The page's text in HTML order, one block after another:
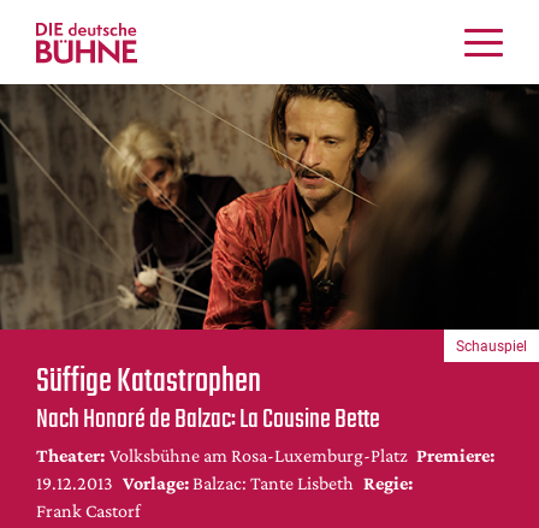
Kritiken
Schauspiel
Musiktheater
Tanz
Crossover
Bühnenwelt
Festivals & Veranstaltungen
Menschen & Theater
Themen
Internationales
Nachrufe
Medientipps
Süffige Katastrophen
Nach Honoré de Balzac: La Cousine Bette
Theater: Volksbühne am Rosa-Luxemburg-Platz Premiere:
19.12.2013 Vorlage: Balzac: Tante Lisbeth Regie:
Frank Castorf
Schauspiel